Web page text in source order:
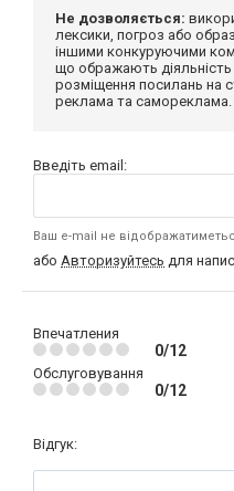
Не дозволяється:
лексики, погроз або
іншими конкуруючими
що ображають діяльність
розміщення посилань на
реклама та самореклама.
Введіть email:
Ваш e-mail не
або Авторизуйтесь для
Впечатления
0/12
Обслуговування
0/12
Відгук: